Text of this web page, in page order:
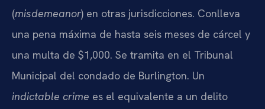
(misdemeanor) en otras jurisdicciones. Conlleva
una pena máxima de hasta seis meses de cárcel y
una multa de $1,000. Se tramita en el Tribunal
Municipal del condado de Burlington. Un
indictable crime es el equivalente a un delito